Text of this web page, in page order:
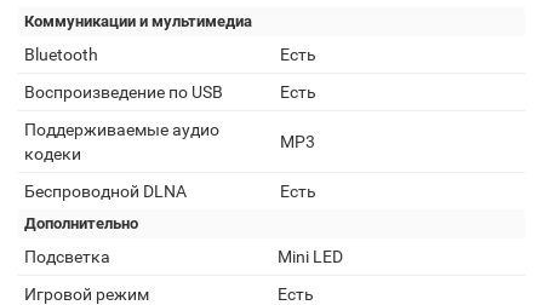
Коммуникации и мультимедиа
Bluetooth
Есть
Воспроизведение по USB
Есть
Поддерживаемые аудио
кодеки
MP3
Беспроводной DLNA Есть
Дополнительно
Подсветка
Mini LED
Игровой режим
Есть